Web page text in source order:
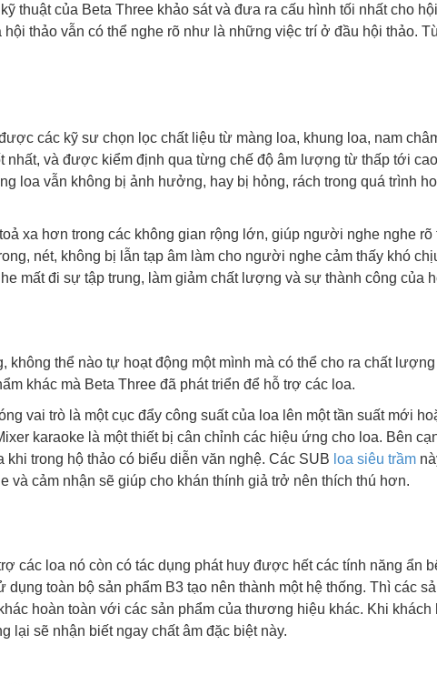
thuật của Beta Three khảo sát và đưa ra cấu hình tối nhất cho
thảo vẫn có thể nghe rõ như là những việc trí ở đầu hội thảo.
các kỹ sư chọn lọc chất liệu từ màng loa, khung loa, nam
và được kiểm định qua từng chế độ âm lượng từ thấp tới
loa vẫn không bị ảnh hưởng, hay bị hỏng, rách trong quá trình
xa hơn trong các không gian rộng lớn, giúp người nghe nghe
nét, không bị lẫn tạp âm làm cho người nghe cảm thấy khó
mất đi sự tập trung, làm giảm chất lượng và sự thành công của
thể nào tự hoạt động một mình mà có thể cho ra chất
khác mà Beta Three đã phát triển để hỗ trợ các loa.
vai trò là một cục đẩy công suất của loa lên một tần suất mới
karaoke là một thiết bị cân chỉnh các hiệu ứng cho loa. Bên
trong hộ thảo có biểu diễn văn nghệ. Các SUB loa siêu trầm
và cảm nhận sẽ giúp cho khán thính giả trở nên thích thú hơn.
các loa nó còn có tác dụng phát huy được hết các tính năng ẩn
toàn bộ sản phẩm B3 tạo nên thành một hệ thống. Thì các
hoàn toàn với các sản phẩm của thương hiệu khác. Khi khách
lại sẽ nhận biết ngay chất âm đặc biệt này.